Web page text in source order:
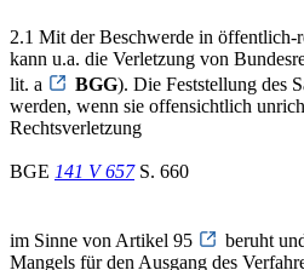
2.1 Mit der Beschwerde in öffentlich-
kann u.a. die Verletzung von
lit. a
BGG). Die Feststellung des
werden, wenn sie offensichtlich
Rechtsverletzung
BGE 141 V 657S. 660
im Sinne von Artikel 95
beruht
Mangels für den Ausgang des